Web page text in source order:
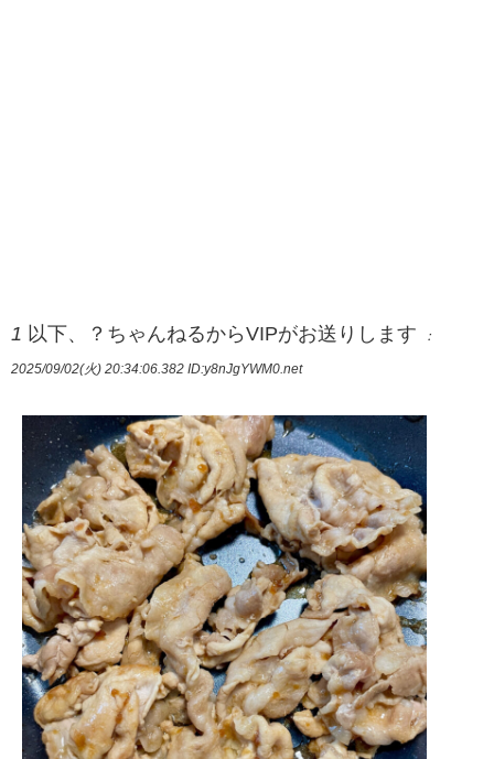
1 以下、？ちゃんねるからVIPがお送りします ：
2025/09/02(火) 20:34:06.382 ID:y8nJgYWM0.net